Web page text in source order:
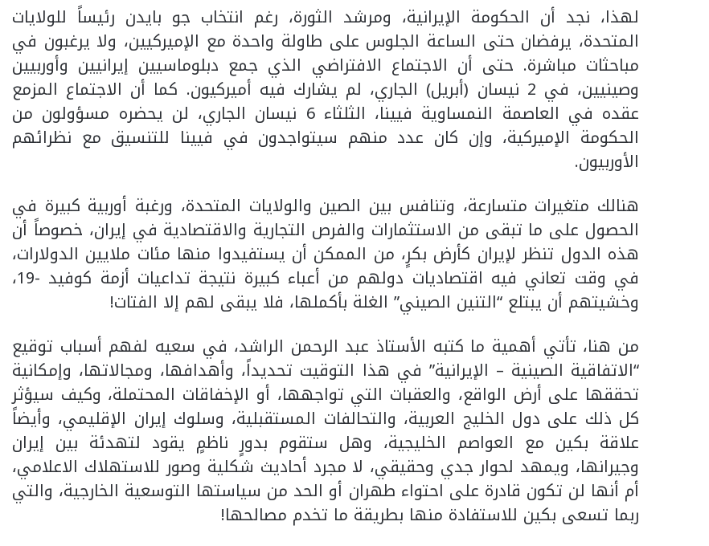
لهذا، نجد أن الحكومة الإيرانية، ومرشد الثورة، ‏رغم انتخاب جو بايدن رئيساً للولايات
المتحدة، ‏يرفضان حتى الساعة الجلوس على طاولة واحدة مع ‏الإميركيين، ولا يرغبون في
مباحثات مباشرة. حتى أن ‏الاجتماع الافتراضي الذي جمع دبلوماسيين إيرانيين ‏وأوربيين
وصينيين، في 2 نيسان (أبريل) الجاري، لم يشارك فيه أميركيون. كما أن الاجتماع المزمع
عقده في العاصمة ‏النمساوية فيينا، الثلثاء 6 نيسان الجاري، لن يحضره ‏مسؤولون من
الحكومة الإميركية، وإن كان عدد منهم ‏سيتواجدون في فيينا للتنسيق مع نظرائهم
الأوربيون.‏
هنالك متغيرات متسارعة، وتنافس بين الصين ‏والولايات المتحدة، ورغبة أوربية كبيرة في
الحصول ‏على ما تبقى من الاستثمارات والفرص التجارية ‏والاقتصادية في إيران، خصوصاً أن
هذه الدول تنظر ‏لإيران كأرض بكرٍ، من الممكن أن يستفيدوا منها مئات ‏ملايين الدولارات،
في وقت تعاني فيه اقتصاديات ‏دولهم من أعباء كبيرة نتيجة تداعيات أزمة كوفيد -‏‏19،
وخشيتهم أن يبتلع “التنين الصيني” الغلة ‏بأكملها، فلا يبقى لهم إلا الفتات!‏
من هنا، تأتي أهمية ما كتبه الأستاذ عبد الرحمن ‏الراشد، في سعيه لفهم أسباب توقيع
“الاتفاقية ‏الصينية – الإيرانية” في هذا التوقيت تحديداً، ‏وأهدافها، ومجالاتها، وإمكانية
تحققها على أرض ‏الواقع، والعقبات التي تواجهها، أو الإخفاقات ‏المحتملة، وكيف سيؤثر
كل ذلك على دول الخليج ‏العربية، والتحالفات المستقبلية، وسلوك إيران ‏الإقليمي، وأيضاً
علاقة بكين مع العواصم الخليجية، ‏وهل ستقوم بدورٍ ناظمٍ يقود لتهدئة بين إيران
‏وجيرانها، ويمهد لحوار جدي وحقيقي، لا مجرد ‏أحاديث شكلية وصور للاستهلاك الاعلامي،
أم أنها لن ‏تكون قادرة على احتواء طهران أو الحد من سياستها ‏التوسعية الخارجية، والتي
ربما تسعى بكين للاستفادة ‏منها بطريقة ما تخدم مصالحها!‏